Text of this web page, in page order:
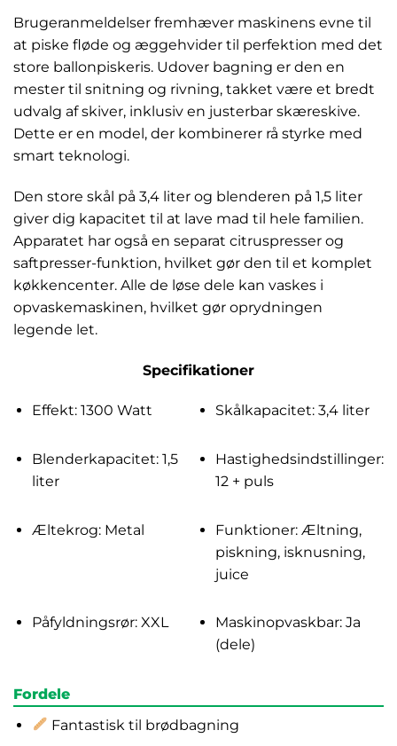
Brugeranmeldelser fremhæver maskinens evne til
at piske fløde og æggehvider til perfektion med det
store ballonpiskeris. Udover bagning er den en
mester til snitning og rivning, takket være et bredt
udvalg af skiver, inklusiv en justerbar skæreskive.
Dette er en model, der kombinerer rå styrke med
smart teknologi.
Den store skål på 3,4 liter og blenderen på 1,5 liter
giver dig kapacitet til at lave mad til hele familien.
Apparatet har også en separat citruspresser og
saftpresser-funktion, hvilket gør den til et komplet
køkkencenter. Alle de løse dele kan vaskes i
opvaskemaskinen, hvilket gør oprydningen
legende let.
Specifikationer
Effekt: 1300 Watt Skålkapacitet: 3,4 liter
Blenderkapacitet: 1,5
liter
Hastighedsindstillinger:
12 + puls
Æltekrog: Metal
Funktioner: Æltning,
piskning, isknusning,
juice
Påfyldningsrør: XXL
Maskinopvaskbar: Ja
(dele)
Fordele
Fantastisk til brødbagning